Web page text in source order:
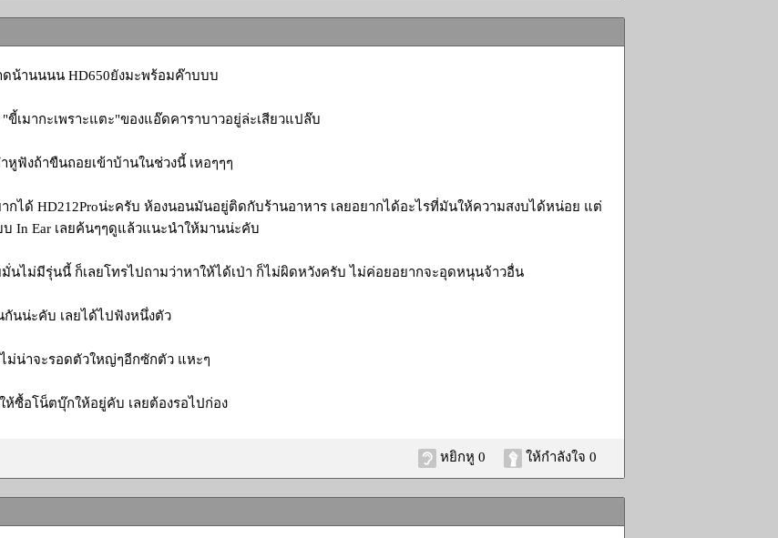
ดน้านนนน HD650ยังมะพร้อมค๊าบบบ
"ขี้เมากะเพราะแตะ"ของแอ๊ดคาราบาวอยู่ล่ะเสียวแปล๊บ
หูฟังถ้าขืนถอยเข้าบ้านในช่วงนี้ เหอๆๆๆ
กได้ HD212Proน่ะครับ ห้องนอนมันอยู่ติดกับร้านอาหาร เลยอยากได้อะไรที่มันให้ความสงบได้หน่อย แต่
In Ear เลยค้นๆๆดูแล้วแนะนำให้มานน่ะคับ
มั่นไม่มีรุ่นนี้ ก็เลยโทรไปถามว่าหาให้ได้เป่า ก็ไม่ผิดหวังครับ ไม่ค่อยอยากจะอุดหนุนจ้าวอื่น
นน่ะคับ เลยได้ไปฟังหนึ่งตัว
ม่น่าจะรอดตัวใหญ่ๆอีกซักตัว แหะๆ
ห้ซื้อโน็ตบุ๊กให้อยู่คับ เลยต้องรอไปก่อง
ให้กำลังใจ 0
หยิกหู 0